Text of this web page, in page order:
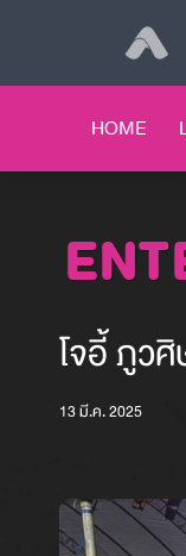
HOME
โจอี้ ภูว
13 มี.ค. 2025